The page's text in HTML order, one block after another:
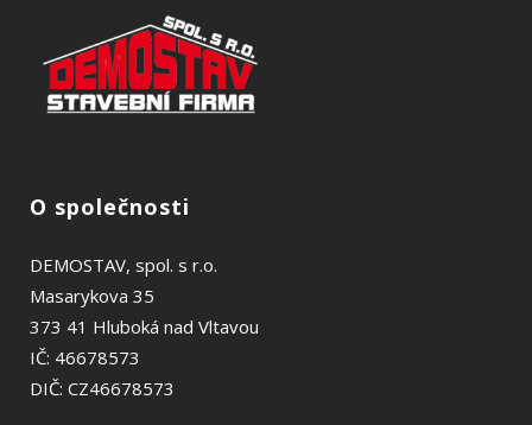
O společnosti
DEMOSTAV, spol. s r.o.
Masarykova 35
373 41 Hluboká nad Vltavou
IČ: 46678573
DIČ: CZ46678573